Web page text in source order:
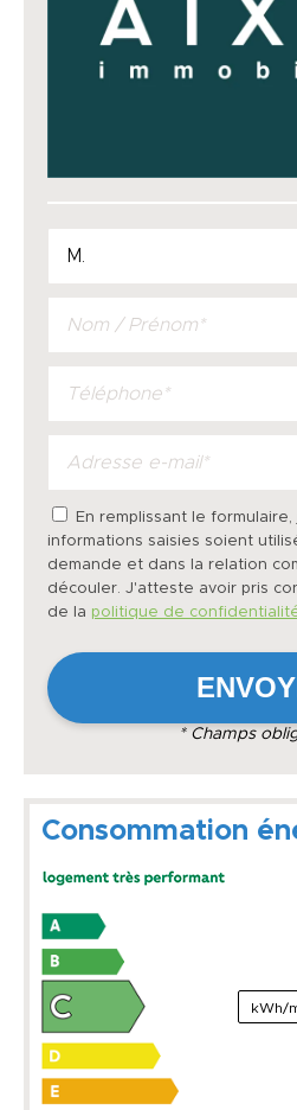
En remplissant le
informations saisies soient
demande et dans la relation
découler. J'atteste avoir pris
de la politique de
* Champs
Consommation
kWh/